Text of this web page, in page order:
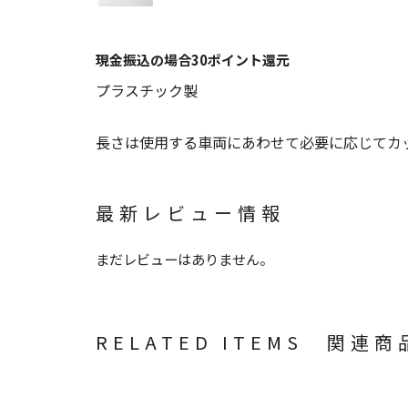
現金振込の場合30ポイント還元
プラスチック製
長さは使用する車両にあわせて必要に応じてカ
最新レビュー情報
まだレビューはありません。
RELATED ITEMS 関連商